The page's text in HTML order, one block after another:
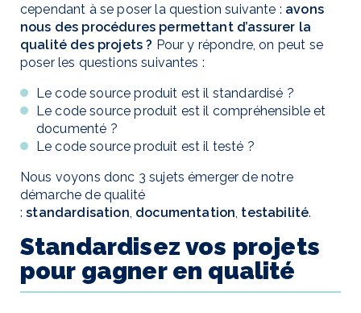
cependant à se poser la question suivante : avons
nous des procédures permettant d’assurer la
qualité des projets ? Pour y répondre, on peut se
poser les questions suivantes :
Le code source produit est il standardisé ?
Le code source produit est il compréhensible et
documenté ?
Le code source produit est il testé ?
Nous voyons donc 3 sujets émerger de notre
démarche de qualité
:standardisation, documentation, testabilité.
Standardisez vos projets
pour gagner en qualité